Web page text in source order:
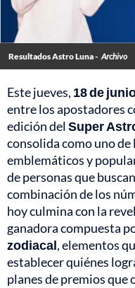
Resultados Astro Luna - Archivo
Este jueves, 18 de
entre los apostadores
edición delSuper
consolida como uno de
emblemáticos y
de personas que
combinación de los
hoy culmina con la
ganadora compuesta
zodiacal, elementos
establecer quiénes
planes de premios que